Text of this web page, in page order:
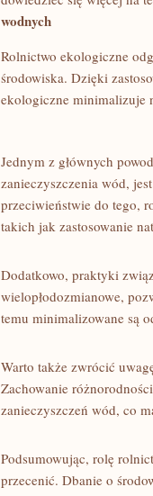
wodnych
Rolnictwo ‌ekologiczne
środowiska.‌ Dzięki
ekologiczne minimalizuje
Jednym‍ z głównych
zanieczyszczenia wód,
przeciwieństwie do tego,
takich jak zastosowanie
Dodatkowo, praktyki
wielopłodozmianowe,
temu minimalizowane⁤ są
Warto ‍także⁤ zwrócić
‍Zachowanie
zanieczyszczeń wód, co
Podsumowując, ‍rolę
przecenić. Dbanie o